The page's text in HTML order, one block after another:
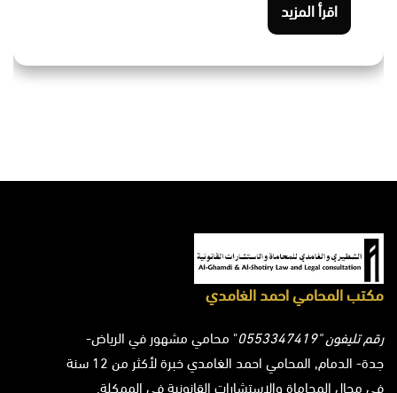
اقرأ المزيد
مكتب المحامي احمد الغامدي
رقم تليفون "0553347419
" محامي مشهور في الرياض-
جدة- الدمام, المحامي احمد الغامدي خبرة لأكثر من 12 سنة
في مجال المحاماة والاستشارات القانونية في الممكلة.